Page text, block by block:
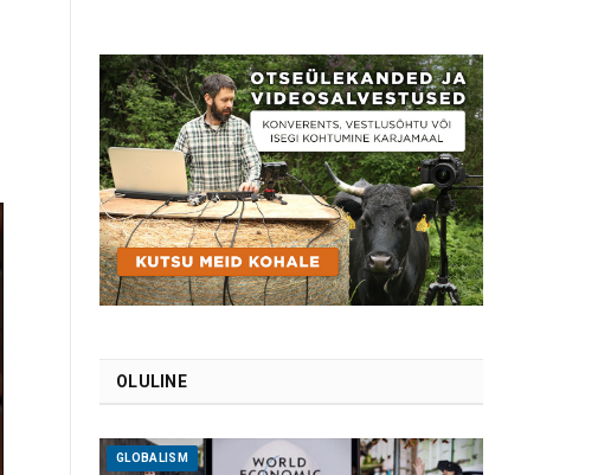
OLULINE
GLOBALISM